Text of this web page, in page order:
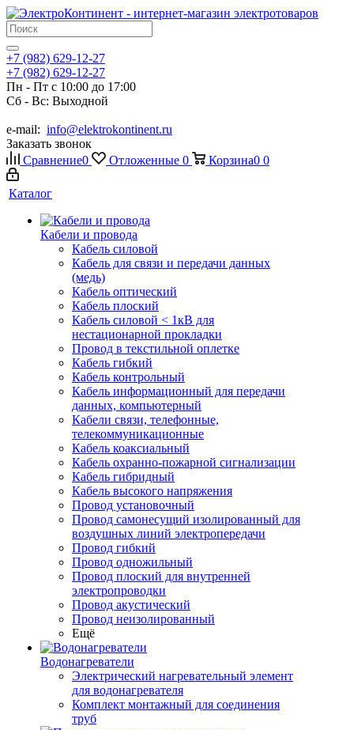
+7 (982) 629-12-27
+7 (982) 629-12-27
Пн - Пт с 10:00 до 17:00
Сб - Вс: Выходной
e-mail: info@elektrokontinent.ru
Заказать звонок
Сравнение0 Отложенные 0 Корзина0 0
Каталог
Кабели и провода
Кабель силовой
Кабель для связи и передачи данных
(медь)
Кабель оптический
Кабель плоский
Кабель силовой < 1кВ для
нестационарной прокладки
Провод в текстильной оплетке
Кабель гибкий
Кабель контрольный
Кабель информационный для передачи
данных, компьютерный
Кабели связи, телефонные,
телекоммуникационные
Кабель коаксиальный
Кабель охранно-пожарной сигнализации
Кабель гибридный
Кабель высокого напряжения
Провод установочный
Провод самонесущий изолированный для
воздушных линий электропередачи
Провод гибкий
Провод одножильный
Провод плоский для внутренней
электропроводки
Провод акустический
Провод неизолированный
Ещё
Водонагреватели
Электрический нагревательный элемент
для водонагревателя
Комплект монтажный для соединения
труб